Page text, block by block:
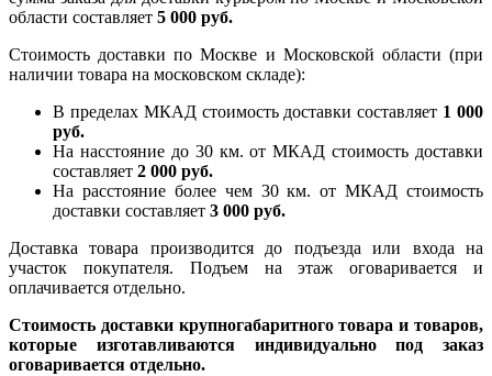
области составляет 5 000 руб.
Стоимость доставки по Москве и Московской области (при
наличии товара на московском складе):
В пределах МКАД стоимость доставки составляет 1 000
руб.
На насcтояние до 30 км. от МКАД стоимость доставки
составляет 2 000 руб.
На расстояние более чем 30 км. от МКАД стоимость
доставки составляет 3 000 руб.
Доставка товара производится до подъезда или входа на
участок покупателя. Подъем на этаж оговаривается и
оплачивается отдельно.
Стоимость доставки крупногабаритного товара и товаров,
которые изготавливаются индивидуально под заказ
оговаривается отдельно.